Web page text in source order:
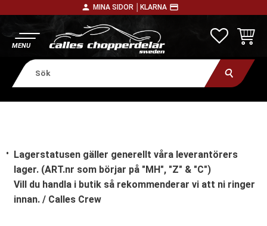
person MINA SIDOR │ KLARNA payment
Lagerstatusen gäller generellt våra leverantörers
lager. (ART.nr som börjar på "MH", "Z" & "C")
Vill du handla i butik så rekommenderar vi att ni ringer
innan. / Calles Crew